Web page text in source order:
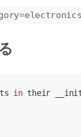
in their